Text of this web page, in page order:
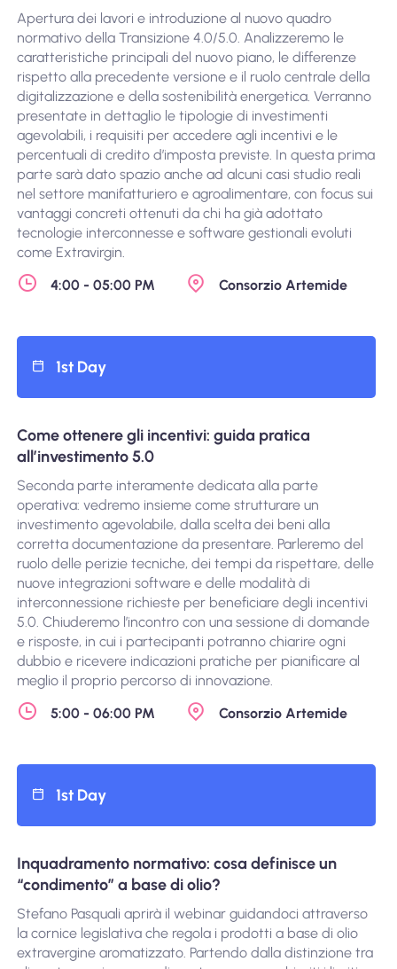
Apertura dei lavori e introduzione al nuovo quadro
normativo della Transizione 4.0/5.0. Analizzeremo le
caratteristiche principali del nuovo piano, le differenze
rispetto alla precedente versione e il ruolo centrale della
digitalizzazione e della sostenibilità energetica. Verranno
presentate in dettaglio le tipologie di investimenti
agevolabili, i requisiti per accedere agli incentivi e le
percentuali di credito d’imposta previste. In questa prima
parte sarà dato spazio anche ad alcuni casi studio reali
nel settore manifatturiero e agroalimentare, con focus sui
vantaggi concreti ottenuti da chi ha già adottato
tecnologie interconnesse e software gestionali evoluti
come Extravirgin.
4:00 - 05:00 PM
Consorzio Artemide
1st Day
Come ottenere gli incentivi: guida pratica
all’investimento 5.0
Seconda parte interamente dedicata alla parte
operativa: vedremo insieme come strutturare un
investimento agevolabile, dalla scelta dei beni alla
corretta documentazione da presentare. Parleremo del
ruolo delle perizie tecniche, dei tempi da rispettare, delle
nuove integrazioni software e delle modalità di
interconnessione richieste per beneficiare degli incentivi
5.0. Chiuderemo l’incontro con una sessione di domande
e risposte, in cui i partecipanti potranno chiarire ogni
dubbio e ricevere indicazioni pratiche per pianificare al
meglio il proprio percorso di innovazione.
5:00 - 06:00 PM
Consorzio Artemide
1st Day
Inquadramento normativo: cosa definisce un
“condimento” a base di olio?
Stefano Pasquali aprirà il webinar guidandoci attraverso
la cornice legislativa che regola i prodotti a base di olio
extravergine aromatizzato. Partendo dalla distinzione tra